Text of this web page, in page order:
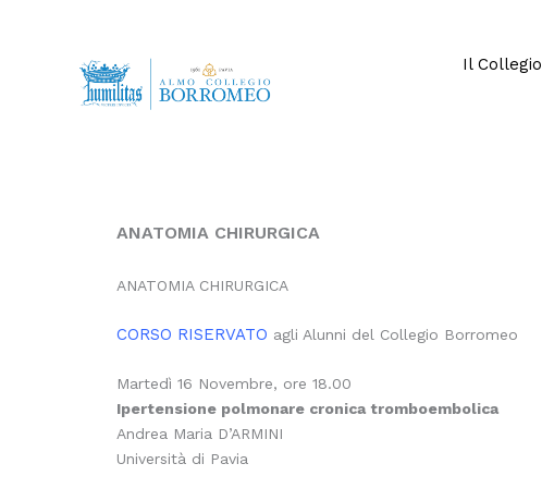
Il Collegio
ANATOMIA CHIRURGICA
ANATOMIA CHIRURGICA
CORSO RISERVATO agli Alunni del Collegio Borromeo
Martedì 16 Novembre, ore 18.00
Ipertensione polmonare cronica tromboembolica
Andrea Maria D’ARMINI
Università di Pavia